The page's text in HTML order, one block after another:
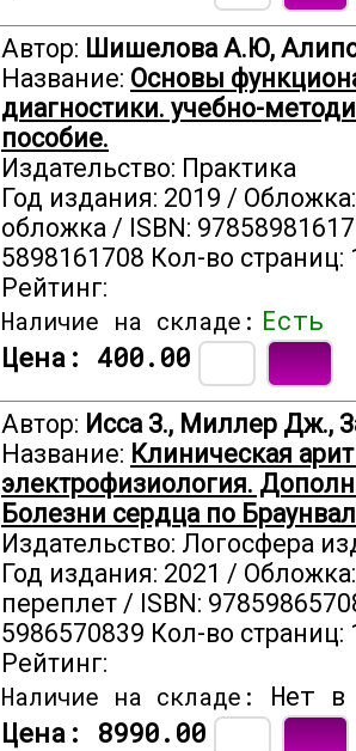
Автор: Шишелова А.Ю,
Название: Основы
диагностики. учебно-
пособие.
Издательство: Практика
Год издания: 2019 /
обложка / ISBN:
5898161708 Кол-во страниц:
Рейтинг:
Наличие на складе: Есть
Цена: 400.00
Автор: Исса З., Миллер Дж.,
Название: Клиническая
электрофизиология.
Болезни сердца по
Издательство: Логосфера
Год издания: 2021 /
переплет / ISBN:
5986570839 Кол-во страниц:
Рейтинг:
Наличие на складе:
Нет
Цена: 8990.00